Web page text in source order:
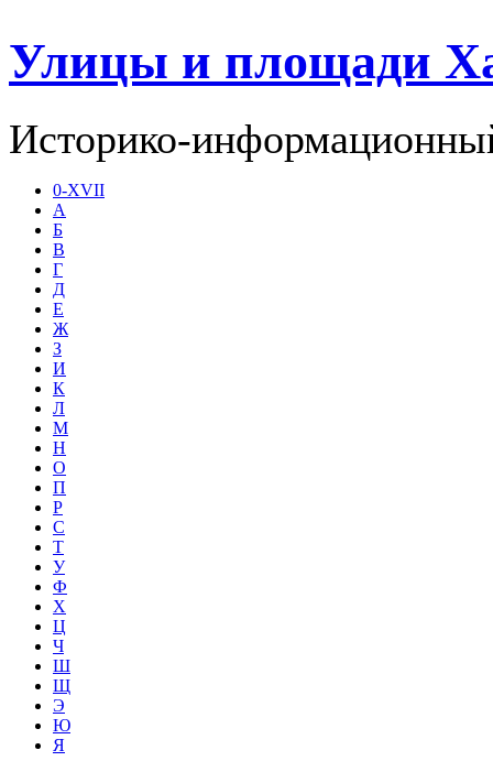
Улицы и площади
Историко-
0-XVII
А
Б
В
Г
Д
Е
Ж
З
И
К
Л
М
Н
О
П
Р
С
Т
У
Ф
Х
Ц
Ч
Ш
Щ
Э
Ю
Я